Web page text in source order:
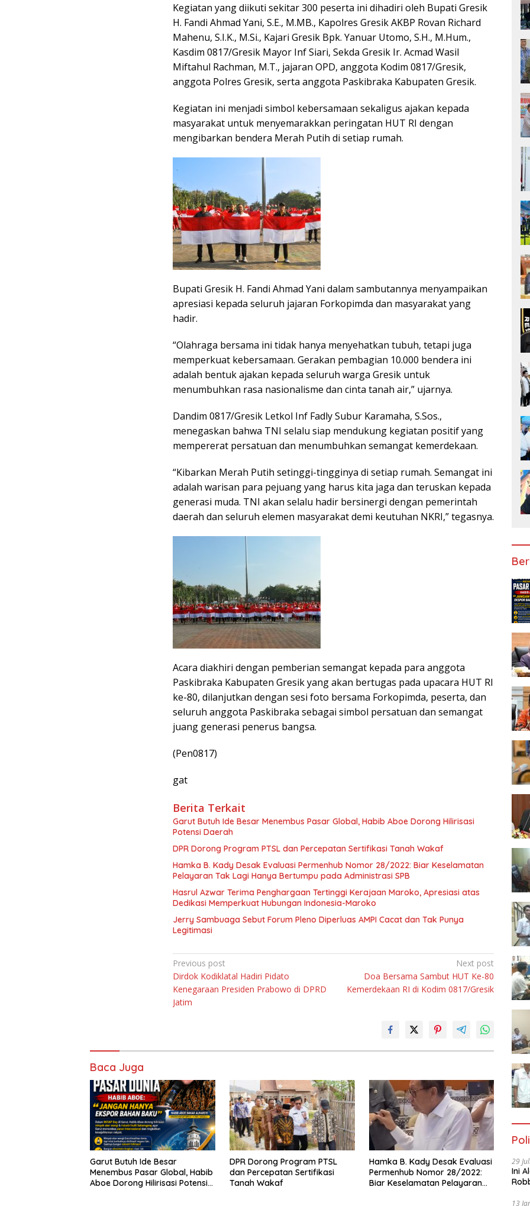
Kegiatan yang diikuti sekitar 300 peserta ini dihadiri oleh Bupati Gresik
H. Fandi Ahmad Yani, S.E., M.MB., Kapolres Gresik AKBP Rovan Richard
Mahenu, S.I.K., M.Si., Kajari Gresik Bpk. Yanuar Utomo, S.H., M.Hum.,
Kasdim 0817/Gresik Mayor Inf Siari, Sekda Gresik Ir. Acmad Wasil
Miftahul Rachman, M.T., jajaran OPD, anggota Kodim 0817/Gresik,
anggota Polres Gresik, serta anggota Paskibraka Kabupaten Gresik.
Kegiatan ini menjadi simbol kebersamaan sekaligus ajakan kepada
masyarakat untuk menyemarakkan peringatan HUT RI dengan
mengibarkan bendera Merah Putih di setiap rumah.
Bupati Gresik H. Fandi Ahmad Yani dalam sambutannya menyampaikan
apresiasi kepada seluruh jajaran Forkopimda dan masyarakat yang
hadir.
“Olahraga bersama ini tidak hanya menyehatkan tubuh, tetapi juga
memperkuat kebersamaan. Gerakan pembagian 10.000 bendera ini
adalah bentuk ajakan kepada seluruh warga Gresik untuk
menumbuhkan rasa nasionalisme dan cinta tanah air,” ujarnya.
Dandim 0817/Gresik Letkol Inf Fadly Subur Karamaha, S.Sos.,
menegaskan bahwa TNI selalu siap mendukung kegiatan positif yang
mempererat persatuan dan menumbuhkan semangat kemerdekaan.
“Kibarkan Merah Putih setinggi-tingginya di setiap rumah. Semangat ini
adalah warisan para pejuang yang harus kita jaga dan teruskan kepada
generasi muda. TNI akan selalu hadir bersinergi dengan pemerintah
daerah dan seluruh elemen masyarakat demi keutuhan NKRI,” tegasnya.
Acara diakhiri dengan pemberian semangat kepada para anggota
Paskibraka Kabupaten Gresik yang akan bertugas pada upacara HUT RI
ke-80, dilanjutkan dengan sesi foto bersama Forkopimda, peserta, dan
seluruh anggota Paskibraka sebagai simbol persatuan dan semangat
juang generasi penerus bangsa.
(Pen0817)
gat
Berita Terkait
Garut Butuh Ide Besar Menembus Pasar Global, Habib Aboe Dorong Hilirisasi
Potensi Daerah
DPR Dorong Program PTSL dan Percepatan Sertifikasi Tanah Wakaf
Hamka B. Kady Desak Evaluasi Permenhub Nomor 28/2022: Biar Keselamatan
Pelayaran Tak Lagi Hanya Bertumpu pada Administrasi SPB
Hasrul Azwar Terima Penghargaan Tertinggi Kerajaan Maroko, Apresiasi atas
Dedikasi Memperkuat Hubungan Indonesia-Maroko
Jerry Sambuaga Sebut Forum Pleno Diperluas AMPI Cacat dan Tak Punya
Legitimasi
Navigasi
pos
Previous post
Dirdok Kodiklatal Hadiri Pidato
Kenegaraan Presiden Prabowo di DPRD
Jatim
Next post
Doa Bersama Sambut HUT Ke-80
Kemerdekaan RI di Kodim 0817/Gresik
Baca Juga
Garut Butuh Ide Besar
Menembus Pasar Global, Habib
Aboe Dorong Hilirisasi Potensi
DPR Dorong Program PTSL
dan Percepatan Sertifikasi
Tanah Wakaf
Hamka B. Kady Desak Evaluasi
Permenhub Nomor 28/2022:
Biar Keselamatan Pelayaran
29
Ini
13